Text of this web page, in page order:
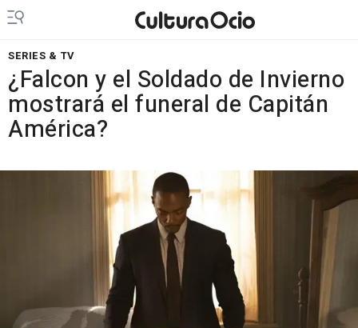
SERIES & TV
¿Falcon y el Soldado de Invierno
mostrará el funeral de Capitán
América?